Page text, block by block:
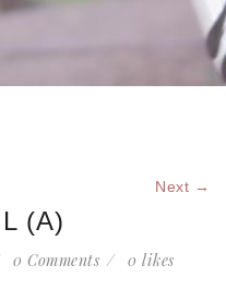
Next →
(A)
0 Comments 0 likes